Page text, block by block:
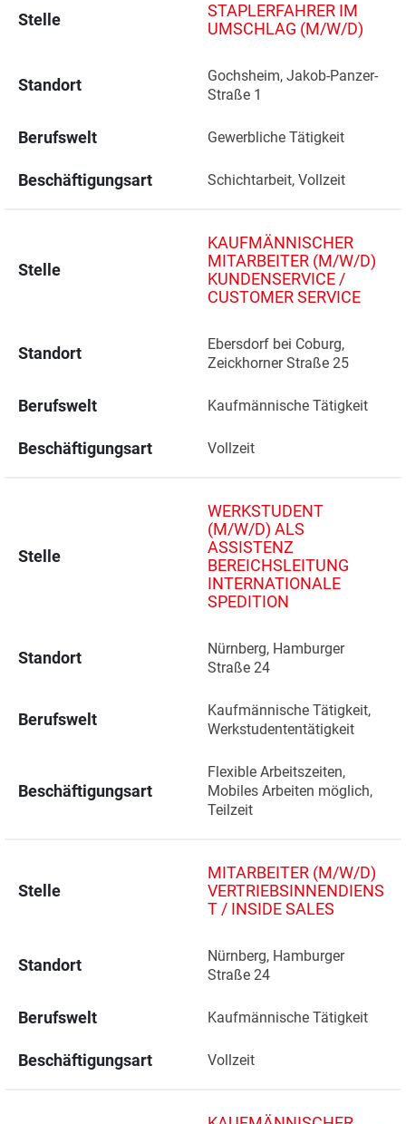
Stelle
STAPLERFAHRER IM
UMSCHLAG (M/W/D)
Standort
Gochsheim, Jakob-Panzer-
Straße 1
Berufswelt Gewerbliche Tätigkeit
Beschäftigungsart Schichtarbeit, Vollzeit
Stelle
KAUFMÄNNISCHER
MITARBEITER (M/W/D)
KUNDENSERVICE /
CUSTOMER SERVICE
Standort
Ebersdorf bei Coburg,
Zeickhorner Straße 25
Berufswelt Kaufmännische Tätigkeit
Beschäftigungsart Vollzeit
Stelle
WERKSTUDENT
(M/W/D) ALS
ASSISTENZ
BEREICHSLEITUNG
INTERNATIONALE
SPEDITION
Standort
Nürnberg, Hamburger
Straße 24
Berufswelt
Kaufmännische Tätigkeit,
Werkstudententätigkeit
Beschäftigungsart
Flexible Arbeitszeiten,
Mobiles Arbeiten möglich,
Teilzeit
Stelle
MITARBEITER (M/W/D)
VERTRIEBSINNENDIENS
T / INSIDE SALES
Standort
Nürnberg, Hamburger
Straße 24
Berufswelt Kaufmännische Tätigkeit
Beschäftigungsart Vollzeit